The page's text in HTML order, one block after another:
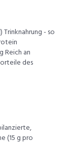
Trinknahrung - so
Reich an
des
(15 g pro